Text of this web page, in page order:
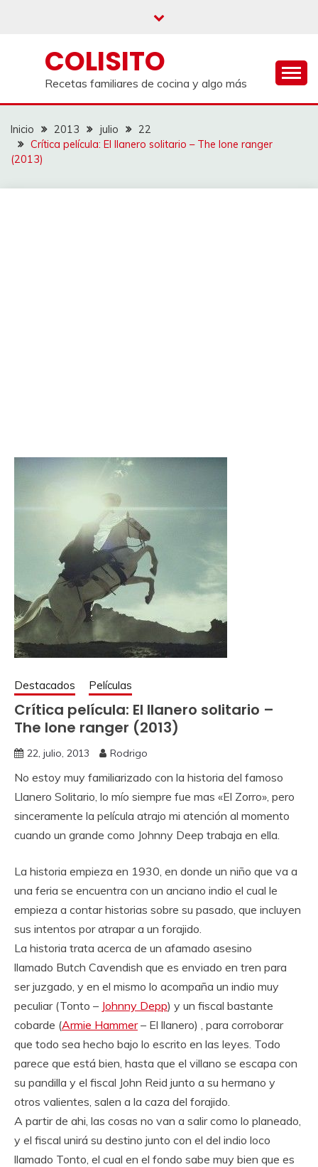
COLISITO
Recetas familiares de cocina y algo más
Inicio 2013 julio
22
Crítica película: El llanero solitario – The lone ranger
(2013)
Destacados Películas
Crítica película: El llanero solitario –
The lone ranger (2013)
22, julio, 2013 Rodrigo
No estoy muy familiarizado con la historia del famoso
Llanero Solitario, lo mío siempre fue mas «El Zorro», pero
sinceramente la película atrajo mi atención al momento
cuando un grande como Johnny Deep trabaja en ella.
La historia empieza en 1930, en donde un niño que va a
una feria se encuentra con un anciano indio el cual le
empieza a contar historias sobre su pasado, que incluyen
sus intentos por atrapar a un forajido.
La historia trata acerca de un afamado asesino
llamado Butch Cavendish que es enviado en tren para
ser juzgado, y en el mismo lo acompaña un indio muy
peculiar (Tonto – Johnny Depp) y un fiscal bastante
cobarde (Armie Hammer– El llanero) , para corroborar
que todo sea hecho bajo lo escrito en las leyes. Todo
parece que está bien, hasta que el villano se escapa con
su pandilla y el fiscal John Reid junto a su hermano y
otros valientes, salen a la caza del forajido.
A partir de ahi, las cosas no van a salir como lo planeado,
y el fiscal unirá su destino junto con el del indio loco
llamado Tonto, el cual en el fondo sabe muy bien que es